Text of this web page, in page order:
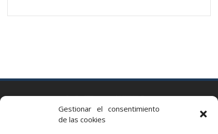
Gestionar el consentimiento
de las cookies
Via Augusta 2 bis, 3º, 08006 Barcelona